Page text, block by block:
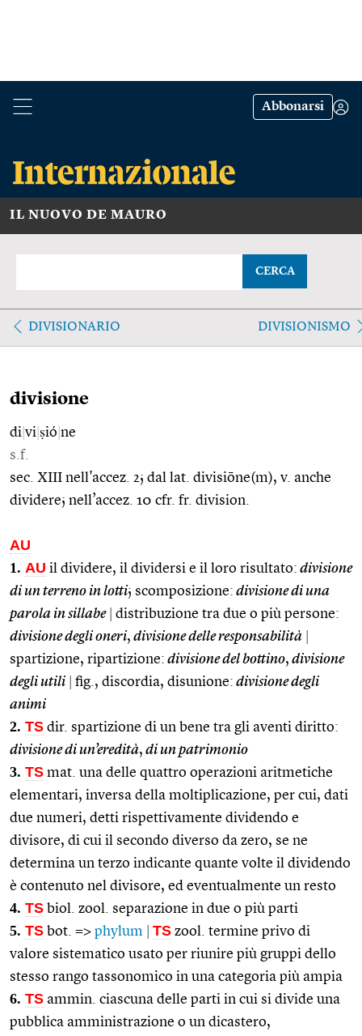
Abbonarsi
IL NUOVO DE MAURO
CERCA
DIVISIONARIO DIVISIONISMO
divisione
di vi ṣió ne
s.f.
sec. XIII nell'accez. 2; dal lat. divisiōne(m), v. anche
dividere; nell’accez. 10 cfr. fr. division.
AU
1. AU il dividere, il dividersi e il loro risultato: divisione
di un terreno in lotti; scomposizione: divisione di una
parola in sillabe
distribuzione tra due o più persone:
divisione degli oneri, divisione delle responsabilità
spartizione, ripartizione: divisione del bottino, divisione
degli utili
fig., discordia, disunione: divisione degli
animi
2. TS dir. spartizione di un bene tra gli aventi diritto:
divisione di un’eredità, di un patrimonio
3. TS mat. una delle quattro operazioni aritmetiche
elementari, inversa della moltiplicazione, per cui, dati
due numeri, detti rispettivamente dividendo e
divisore, di cui il secondo diverso da zero, se ne
determina un terzo indicante quante volte il dividendo
è contenuto nel divisore, ed eventualmente un resto
4. TS biol. zool. separazione in due o più parti
5. TS bot. => phylum TS zool. termine privo di
valore sistematico usato per riunire più gruppi dello
stesso rango tassonomico in una categoria più ampia
6. TS ammin. ciascuna delle parti in cui si divide una
pubblica amministrazione o un dicastero,